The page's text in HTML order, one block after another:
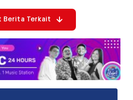
Berita Terkait